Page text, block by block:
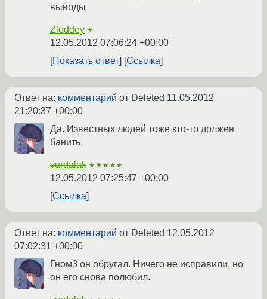
выводы
Zloddey ★
12.05.2012 07:06:24 +00:00
Показать ответ
Ссылка
Ответ на: комментарий от Deleted 11.05.2012
21:20:37 +00:00
Да. Известных людей тоже кто-то должен
банить.
vurdalak ★★★★★
12.05.2012 07:25:47 +00:00
Ссылка
Ответ на: комментарий от Deleted 12.05.2012
07:02:31 +00:00
Гном3 он обругал. Ничего не исправили, но
он его снова полюбил.